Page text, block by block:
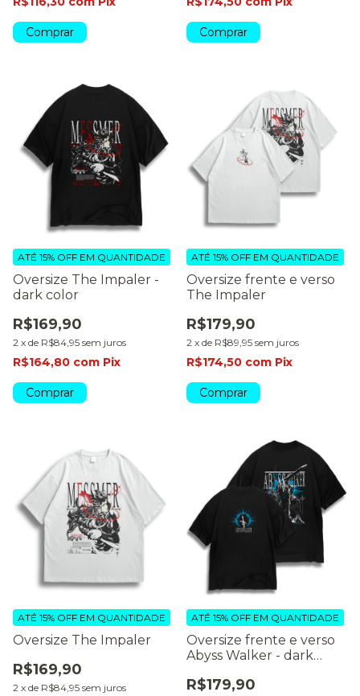
Comprar Comprar
Oversize The Impaler -
dark color
R$169,90
2 x de R$84,95 sem juros
ATÉ 15% OFF EM QUANTIDADE
R$164,80 com Pix
Comprar
Oversize frente e verso
The Impaler
R$179,90
2 x de R$89,95 sem juros
ATÉ 15% OFF EM QUANTIDADE
R$174,50 com Pix
Comprar
Oversize The Impaler
R$169,90
2 x de R$84,95 sem juros
ATÉ 15% OFF EM QUANTIDADE
Oversize frente e verso
Abyss Walker - dark
R$179,90
ATÉ 15% OFF EM QUANTIDADE